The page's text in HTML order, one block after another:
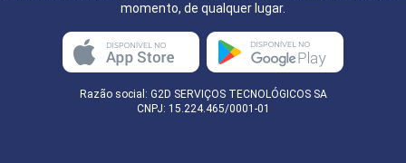
momento, de qualquer lugar.
Razão social: G2D SERVIÇOS TECNOLÓGICOS SA
CNPJ: 15.224.465/0001-01